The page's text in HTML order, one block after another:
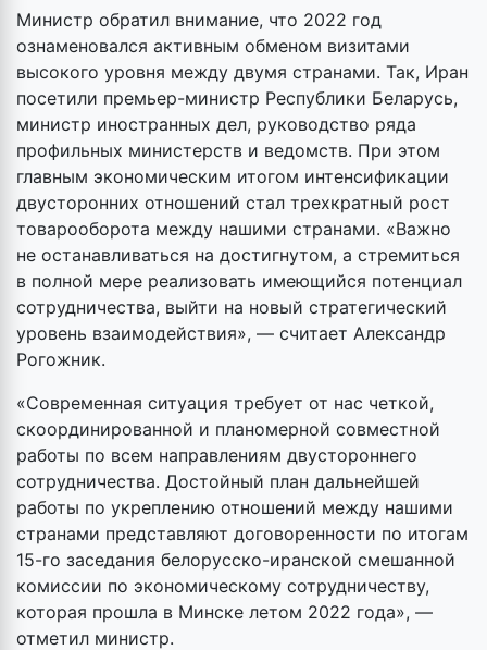
Министр обратил внимание, что 2022 год
ознаменовался активным обменом визитами
высокого уровня между двумя странами. Так, Иран
посетили премьер-министр Республики Беларусь,
министр иностранных дел, руководство ряда
профильных министерств и ведомств. При этом
главным экономическим итогом интенсификации
двусторонних отношений стал трехкратный рост
товарооборота между нашими странами. «Важно
не останавливаться на достигнутом, а стремиться
в полной мере реализовать имеющийся потенциал
сотрудничества, выйти на новый стратегический
уровень взаимодействия», — считает Александр
Рогожник.
«Современная ситуация требует от нас четкой,
скоординированной и планомерной совместной
работы по всем направлениям двустороннего
сотрудничества. Достойный план дальнейшей
работы по укреплению отношений между нашими
странами представляют договоренности по итогам
15-го заседания белорусско-иранской смешанной
комиссии по экономическому сотрудничеству,
которая прошла в Минске летом 2022 года», —
отметил министр.